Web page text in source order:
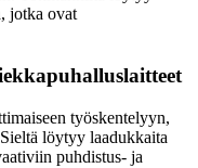
jotka ovat
työskentelyyn,
löytyy laadukkaita
puhdistus- ja